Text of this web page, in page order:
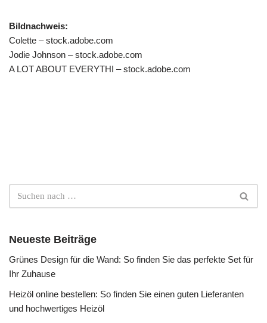
Bildnachweis:
Colette – stock.adobe.com
Jodie Johnson – stock.adobe.com
A LOT ABOUT EVERYTHI – stock.adobe.com
Neueste Beiträge
Grünes Design für die Wand: So finden Sie das perfekte Set für
Ihr Zuhause
Heizöl online bestellen: So finden Sie einen guten Lieferanten
und hochwertiges Heizöl